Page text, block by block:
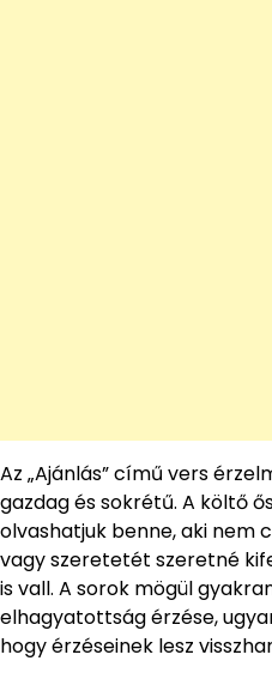
Az „Ajánlás” című vers
gazdag és sokrétű. A költő
olvashatjuk benne, aki nem
vagy szeretetét szeretné
is vall. A sorok mögül
elhagyatottság érzése,
hogy érzéseinek lesz